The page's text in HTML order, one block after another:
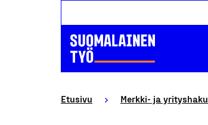
Etusivu Merkki- ja yrityshaku